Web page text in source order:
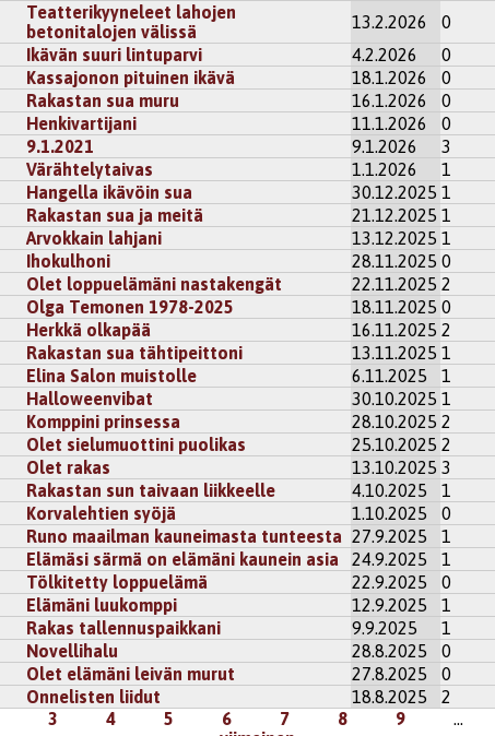
Teatterikyyneleet lahojen
betonitalojen välissä
13.2.2026 0
Ikävän suuri lintuparvi 4.2.2026 0
Kassajonon pituinen ikävä 18.1.2026 0
Rakastan sua muru 16.1.2026 0
Henkivartijani 11.1.2026 0
9.1.2021 9.1.2026 3
Värähtelytaivas 1.1.2026 1
Hangella ikävöin sua 30.12.2025 1
Rakastan sua ja meitä 21.12.2025 1
Arvokkain lahjani 13.12.2025 1
Ihokulhoni 28.11.2025 0
Olet loppuelämäni nastakengät 22.11.2025 2
Olga Temonen 1978-2025 18.11.2025 0
Herkkä olkapää 16.11.2025 2
Rakastan sua tähtipeittoni 13.11.2025 1
Elina Salon muistolle 6.11.2025 1
Halloweenvibat 30.10.2025 1
Komppini prinsessa 28.10.2025 2
Olet sielumuottini puolikas 25.10.2025 2
Olet rakas 13.10.2025 3
Rakastan sun taivaan liikkeelle 4.10.2025 1
Korvalehtien syöjä 1.10.2025 0
Runo maailman kauneimasta tunteesta 27.9.2025 1
Elämäsi särmä on elämäni kaunein asia 24.9.2025 1
Tölkitetty loppuelämä 22.9.2025 0
Elämäni luukomppi 12.9.2025 1
Rakas tallennuspaikkani 9.9.2025 1
Novellihalu 28.8.2025 0
Olet elämäni leivän murut 27.8.2025 0
Onnelisten liidut 18.8.2025 2
3 4 5 6 7 8 9